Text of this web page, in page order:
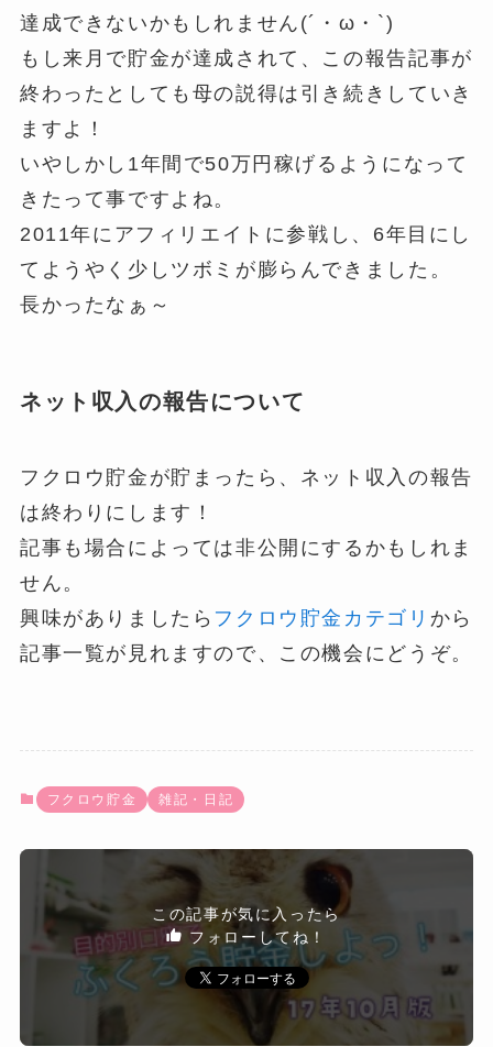
達成できないかもしれません(´・ω・`)
もし来月で貯金が達成されて、この報告記事が
終わったとしても母の説得は引き続きしていき
ますよ！
いやしかし1年間で50万円稼げるようになって
きたって事ですよね。
2011年にアフィリエイトに参戦し、6年目にし
てようやく少しツボミが膨らんできました。
長かったなぁ～
ネット収入の報告について
フクロウ貯金が貯まったら、ネット収入の報告
は終わりにします！
記事も場合によっては非公開にするかもしれま
せん。
興味がありましたら フクロウ貯金カテゴリ から
記事一覧が見れますので、この機会にどうぞ。
フクロウ貯金 雑記・日記
この記事が気に入ったら
フォローしてね！